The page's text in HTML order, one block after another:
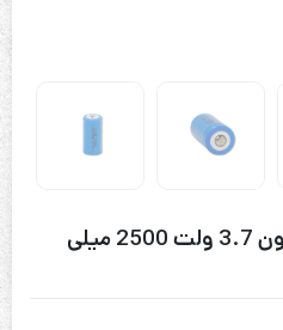
باتری 16340 لیتیوم یون 3.7 ولت 2500 میلی